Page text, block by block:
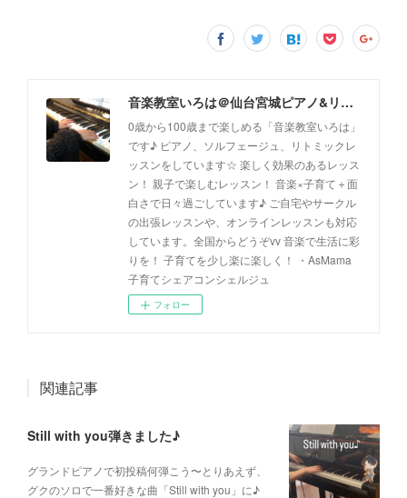
音楽教室いろは＠仙台宮城ピアノ&リトミック(出張レッスン、オンラインレッスン対応)
0歳から100歳まで楽しめる「音楽教室いろは」
です♪ ピアノ、ソルフェージュ、リトミックレ
ッスンをしています☆ 楽しく効果のあるレッス
ン！ 親子で楽しむレッスン！ 音楽×子育て＋面
白さで日々過ごしています♪ ご自宅やサークル
の出張レッスンや、オンラインレッスンも対応
しています。全国からどうぞvv 音楽で生活に彩
りを！ 子育てを少し楽に楽しく！ ・AsMama
子育てシェアコンシェルジュ
フォロー
関連記事
Still with you弾きました♪
グランドピアノで初投稿何弾こう〜とりあえず、
グクのソロで一番好きな曲「Still with you」に♪